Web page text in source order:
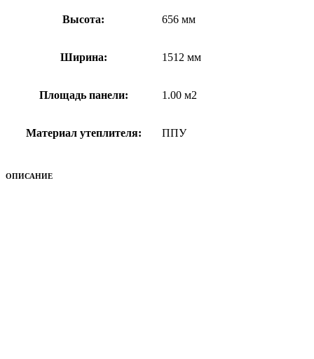
Высота: 656 мм
Ширина: 1512 мм
Площадь панели: 1.00 м2
Материал утеплителя: ППУ
ОПИСАНИЕ